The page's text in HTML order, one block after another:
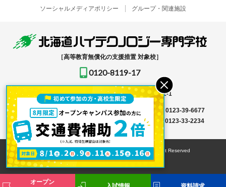
ソーシャルメディアポリシー
グループ・関連施設
［高等教育無償化の支援措置 対象校］
0120-8119-17
〒061-1396北海道恵庭市恵み野北2-12-1
入学事務局はこちら → TEL0123-39-6666
FAX 0123-39-6677
その他はこちら →
0123-36-8119FAX 0123-33-2234
© HOKKAIDO HIGH-TECHNOLOGY COLLEGE All Right Reserved
オープン